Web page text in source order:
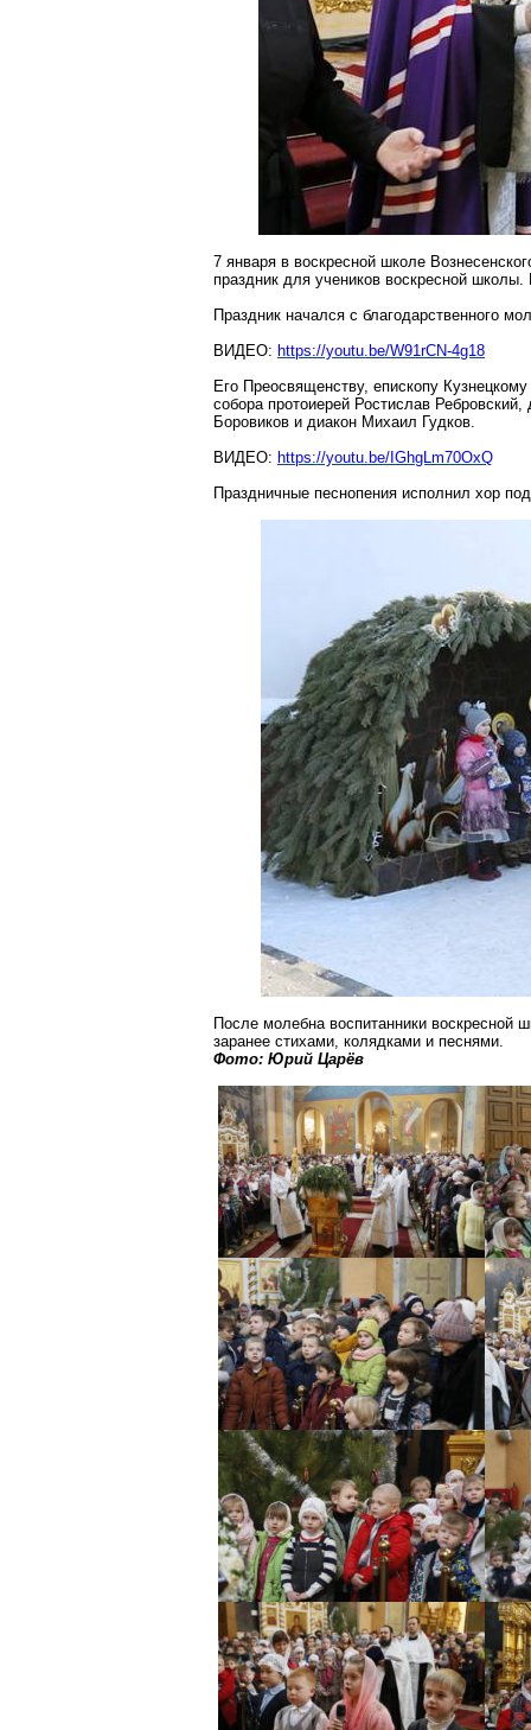
7 января в воскресной школе
праздник для учеников воскресной
Праздник начался с благодарственного
ВИДЕО: https://youtu.be/W91rCN-4g18
Его Преосвященству, епископу
собора протоиерей Ростислав Ребровский,
Боровиков и диакон Михаил Гудков.
ВИДЕО: https://youtu.be/IGhgLm70OxQ
Праздничные песнопения исполнил хор
После молебна воспитанники воскресной
заранее стихами, колядками и песнями.
Фото: Юрий Царёв